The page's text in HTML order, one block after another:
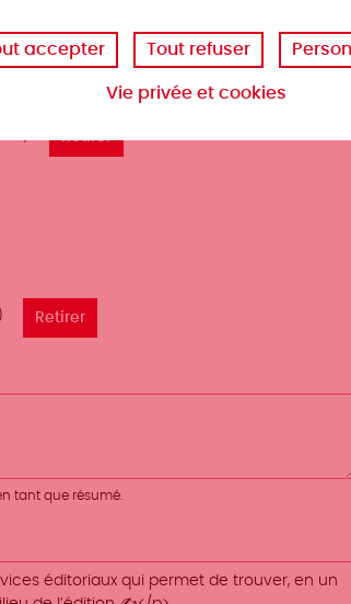
tant que résumé.
accepter Tout refuser
Vie privée et cookies